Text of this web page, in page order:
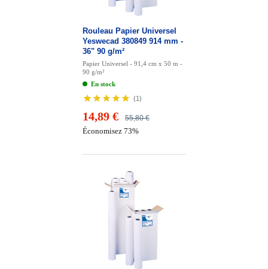
Rouleau Papier Universel
Yeswecad 380849 914 mm -
36" 90 g/m²
Papier Universel - 91,4 cm x 50 m -
90 g/m²
En stock
(1)
55,80 €
14,89 €
Économisez 73%